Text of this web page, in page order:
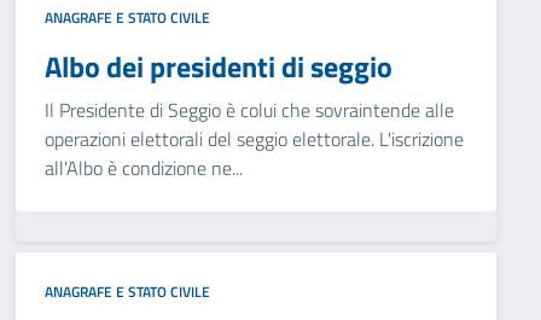
ANAGRAFE E STATO CIVILE
Albo dei presidenti di seggio
Il Presidente di Seggio è colui che sovraintende alle
operazioni elettorali del seggio elettorale. L'iscrizione
all'Albo è condizione ne...
ANAGRAFE E STATO CIVILE